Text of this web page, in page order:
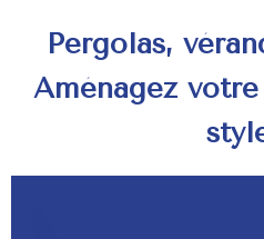
Pergolas,
Aménagez